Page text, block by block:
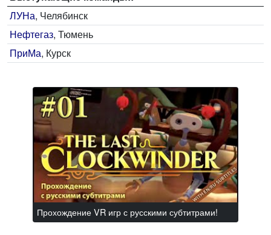
ЛУНа, Челябинск
Нефтегаз, Тюмень
ПриМа, Курск
Прохождение VR игр с русскими субтитрами!